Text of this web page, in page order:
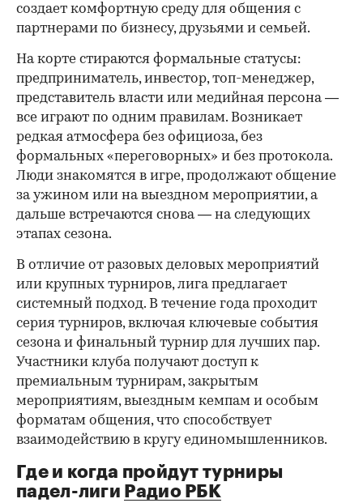
создает комфортную среду для общения с
партнерами по бизнесу, друзьями и семьей.
На корте стираются формальные статусы:
предприниматель, инвестор, топ-менеджер,
представитель власти или медийная персона —
все играют по одним правилам. Возникает
редкая атмосфера без официоза, без
формальных «переговорных» и без протокола.
Люди знакомятся в игре, продолжают общение
за ужином или на выездном мероприятии, а
дальше встречаются снова — на следующих
этапах сезона.
В отличие от разовых деловых мероприятий
или крупных турниров, лига предлагает
системный подход. В течение года проходит
серия турниров, включая ключевые события
сезона и финальный турнир для лучших пар.
Участники клуба получают доступ к
премиальным турнирам, закрытым
мероприятиям, выездным кемпам и особым
форматам общения, что способствует
взаимодействию в кругу единомышленников.
Где и когда пройдут турниры
падел-лиги Радио РБК